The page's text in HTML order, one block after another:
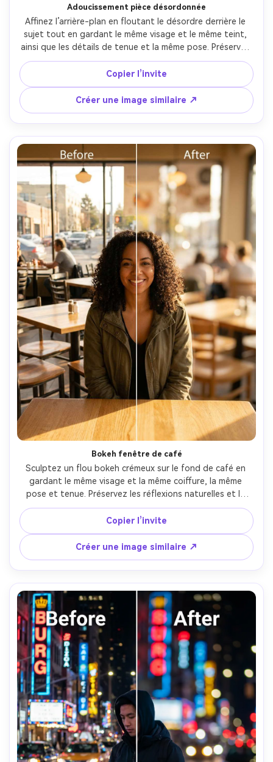
Adoucissement pièce désordonnée
Affinez l’arrière-plan en floutant le désordre derrière le
sujet tout en gardant le même visage et le même teint,
ainsi que les détails de tenue et la même pose. Préservez
la texture du tissu et les coutures, gardez l’éclairage
original pour un premier plan intact. Utilisez un flou doux
qui réduit les distractions sans halos, sauvegardez
l’éclairage --ar 4:5
Copier l’invite
Créer une image similaire ↗
Bokeh fenêtre de café
Sculptez un flou bokeh crémeux sur le fond de café en
gardant le même visage et la même coiffure, la même
pose et tenue. Préservez les réflexions naturelles et le
teint, gardez l’équilibre des couleurs du café pour qu’il
reste authentique. Rendez le flou modérément fort avec
un dégradé naturel derrière le sujet, préservez la direction
des ombres --ar 4:5
Copier l’invite
Créer une image similaire ↗